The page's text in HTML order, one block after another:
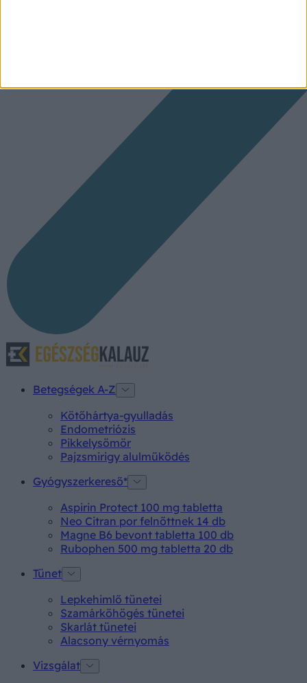
Betegségek A-Z
Kötőhártya-gyulladás
Endometriózis
Pikkelysömör
Pajzsmirigy alulműködés
Gyógyszerkereső*
Aspirin Protect 100 mg tabletta
Neo Citran por felnőttnek 14 db
Magne B6 bevont tabletta 100 db
Rubophen 500 mg tabletta 20 db
Tünet
Lepkehimlő tünetei
Szamárköhögés tünetei
Skarlát tünetei
Alacsony vérnyomás
Vizsgálat